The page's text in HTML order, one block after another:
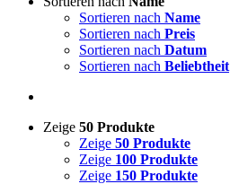
Sortieren nach Name
Sortieren nach Preis
Sortieren nach Datum
Sortieren nach Beliebtheit
Zeige 50 Produkte
Zeige 50 Produkte
Zeige 100 Produkte
Zeige 150 Produkte